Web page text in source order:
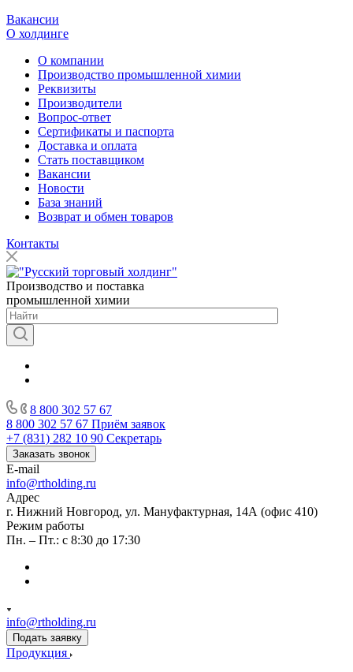
Вакансии
О холдинге
О компании
Производство промышленной химии
Реквизиты
Производители
Вопрос-ответ
Сертификаты и паспорта
Доставка и оплата
Стать поставщиком
Вакансии
Новости
База знаний
Возврат и обмен товаров
Контакты
Производство и поставка
промышленной химии
8 800 302 57 67
8 800 302 57 67 Приём заявок
+7 (831) 282 10 90 Секретарь
Заказать звонок
E-mail
info@rtholding.ru
Адрес
г. Нижний Новгород, ул. Мануфактурная, 14А (офис 410)
Режим работы
Пн. – Пт.: с 8:30 до 17:30
info@rtholding.ru
Подать заявку
Продукция